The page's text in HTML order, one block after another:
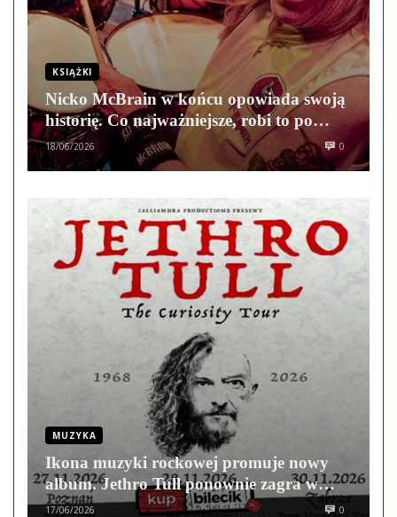
KSIĄŻKI
Nicko McBrain w końcu opowiada swoją
historię. Co najważniejsze, robi to po
swojemu.
18/06/2026 0
MUZYKA
Ikona muzyki rockowej promuje nowy
album. Jethro Tull ponownie zagra w
Polsce
17/06/2026 0